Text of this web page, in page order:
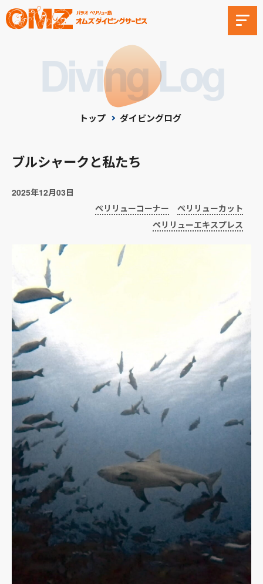
Diving Log
トップ ダイビングログ
ブルシャークと私たち
2025年12月03日
ペリリューコーナー
ペリリューカット
ペリリューエキスプレス